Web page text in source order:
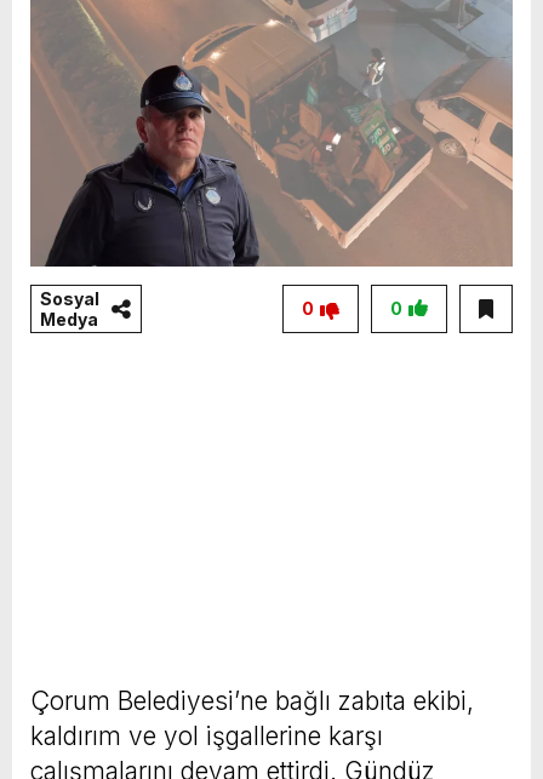
Sosyal
Medya
0
0
Çorum Belediyesi’ne bağlı zabıta ekibi,
kaldırım ve yol işgallerine karşı
çalışmalarını devam ettirdi. Gündüz